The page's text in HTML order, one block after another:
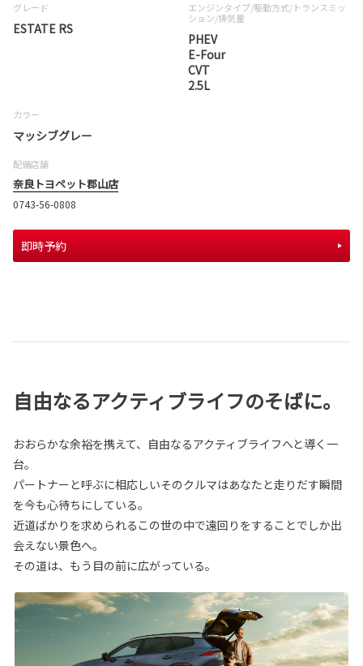
グレード
ESTATE RS
エンジンタイプ/駆動方式/トランスミッ
ション/排気量
PHEV
E-Four
CVT
2.5L
カラー
マッシブグレー
配備店舗
奈良トヨペット郡山店
0743-56-0808
即時予約
自由なるアクティブライフのそばに。
おおらかな余裕を携えて、自由なるアクティブライフへと導く一
台。
パートナーと呼ぶに相応しいそのクルマはあなたと走りだす瞬間
を今も心待ちにしている。
近道ばかりを求められるこの世の中で遠回りをすることでしか出
会えない景色へ。
その道は、もう目の前に広がっている。